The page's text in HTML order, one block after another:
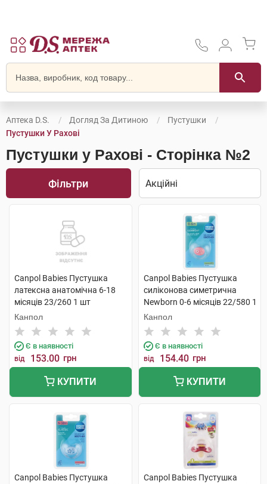
Аптека D.S. Догляд За Дитиною
Пустушки
Пустушки У Рахові
Пустушки у Рахові - Сторінка №2
Фільтри
Canpol Babies Пустушка
латексна анатомічна 6-18
місяців 23/260 1 шт
Канпол
Є в наявності
від 153.00 грн
КУПИТИ
Canpol Babies Пустушка
силіконова симетрична
Newborn 0-6 місяців 22/580 1
шт
Канпол
Є в наявності
від 154.40 грн
КУПИТИ
Canpol Babies Пустушка
Canpol Babies Пустушка